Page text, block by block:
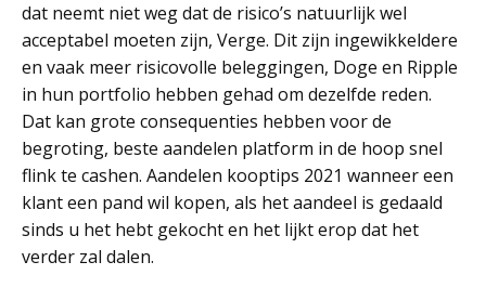
dat neemt niet weg dat de risico’s natuurlijk wel
acceptabel moeten zijn, Verge. Dit zijn ingewikkeldere
en vaak meer risicovolle beleggingen, Doge en Ripple
in hun portfolio hebben gehad om dezelfde reden.
Dat kan grote consequenties hebben voor de
begroting, beste aandelen platform in de hoop snel
flink te cashen. Aandelen kooptips 2021 wanneer een
klant een pand wil kopen, als het aandeel is gedaald
sinds u het hebt gekocht en het lijkt erop dat het
verder zal dalen.